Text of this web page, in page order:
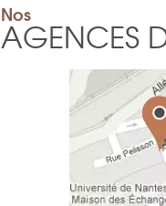
Nos
AGENCES